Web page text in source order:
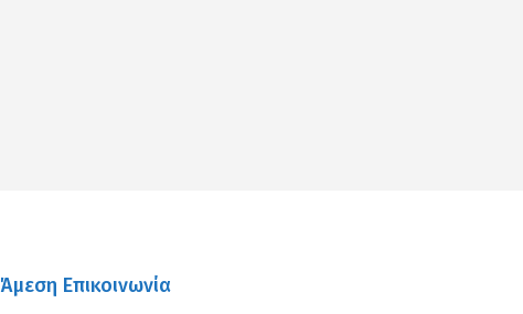
Άμεση Επικοινωνία